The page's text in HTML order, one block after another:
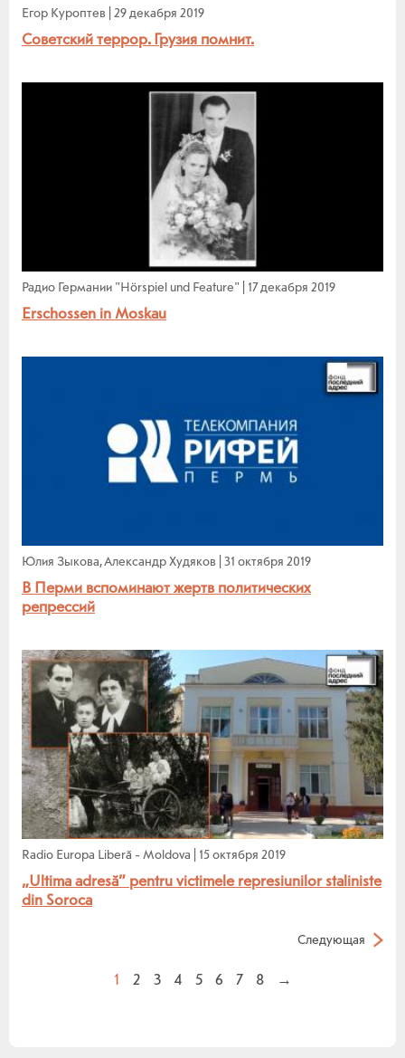
Егор Куроптев 29 декабря 2019
Советский террор. Грузия помнит.
Радио Германии "Hörspiel und Feature" 17 декабря 2019
Erschossen in Moskau
Юлия Зыкова, Александр Худяков 31 октября 2019
В Перми вспоминают жертв политических
репрессий
Radio Europa Liberă - Moldova 15 октября 2019
„Ultima adresă” pentru victimele represiunilor staliniste
din Soroca
Следующая
1 2 3 4 5 6 7 8 →